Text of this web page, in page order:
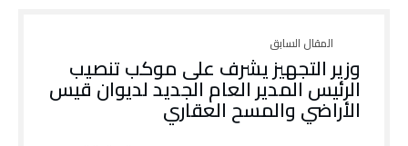
وزير التجهيز يشرف على موكب تنصيب
الرئيس المدير العام الجديد لديوان قيس
الأراضي والمسح العقاري